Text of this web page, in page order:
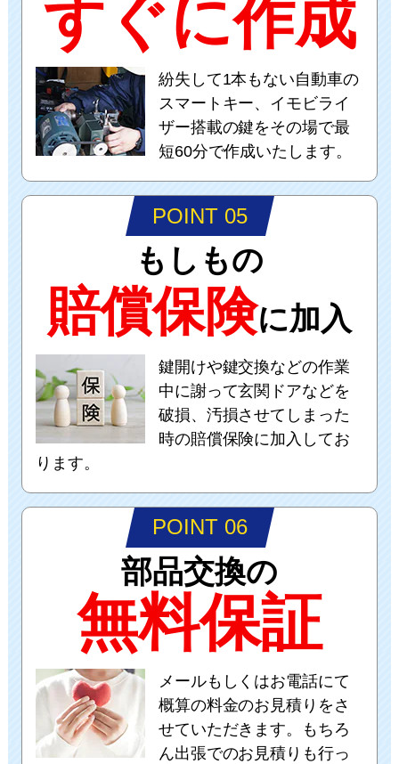
すぐに作成
紛失して1本もない自動車の
スマートキー、イモビライ
ザー搭載の鍵をその場で最
短60分で作成いたします。
POINT 05
もしもの
賠償保険に加入
鍵開けや鍵交換などの作業
中に謝って玄関ドアなどを
破損、汚損させてしまった
時の賠償保険に加入してお
ります。
POINT 06
部品交換の
無料保証
メールもしくはお電話にて
概算の料金のお見積りをさ
せていただきます。もちろ
ん出張でのお見積りも行っ